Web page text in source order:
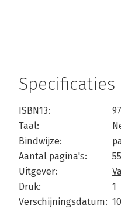
Specificaties
ISBN13:
Taal:
Bindwijze:
Aantal pagina's:
Uitgever:
Druk:
1
Verschijningsdatum: